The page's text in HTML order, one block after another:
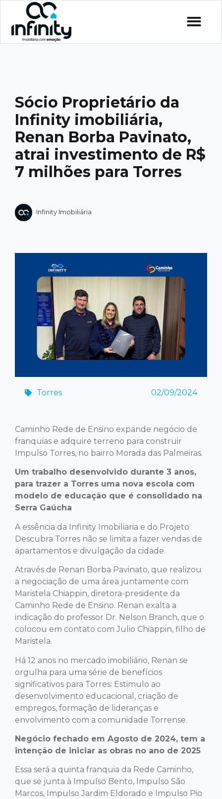
Sócio Proprietário da
Infinity imobiliária,
Renan Borba Pavinato,
atrai investimento de R$
7 milhões para Torres
Infinity Imobiliária
Torres 02/09/2024
Caminho Rede de Ensino expande negócio de
franquias e adquire terreno para construir
Impulso Torres, no bairro Morada das Palmeiras.
Um trabalho desenvolvido durante 3 anos,
para trazer a Torres uma nova escola com
modelo de educação que é consolidado na
Serra Gaúcha
A essência da Infinity Imobiliaria e do Projeto
Descubra Torres não se limita a fazer vendas de
apartamentos e divulgação da cidade.
Através de Renan Borba Pavinato, que realizou
a negociação de uma área juntamente com
Maristela Chiappin, diretora-presidente da
Caminho Rede de Ensino. Renan exalta a
indicação do professor Dr. Nelson Branch, que o
colocou em contato com Julio Chiappin, filho de
Maristela.
Há 12 anos no mercado imobiliário, Renan se
orgulha para uma série de benefícios
significativos para Torres: Estimulo ao
desenvolvimento educacional, criação de
empregos, formação de lideranças e
envolvimento com a comunidade Torrense.
Negócio fechado em Agosto de 2024, tem a
intenção de iniciar as obras no ano de 2025
Essa será a quinta franquia da Rede Caminho,
que se junta à Impulso Bento, Impulso São
Marcos, Impulso Jardim Eldorado e Impulso Pio